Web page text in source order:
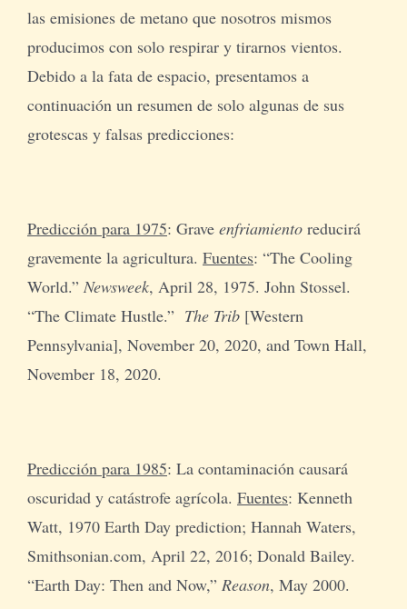
las emisiones de metano que nosotros mismos
producimos con solo respirar y tirarnos vientos.
Debido a la fata de espacio, presentamos a
continuación un resumen de solo algunas de sus
grotescas y falsas predicciones:
Predicción para 1975: Grave enfriamiento reducirá
gravemente la agricultura. Fuentes: “The Cooling
World.” Newsweek, April 28, 1975. John Stossel.
“The Climate Hustle.” The Trib[Western
Pennsylvania], November 20, 2020, and Town Hall,
November 18, 2020.
Predicción para 1985: La contaminación causará
oscuridad y catástrofe agrícola. Fuentes: Kenneth
Watt, 1970 Earth Day prediction; Hannah Waters,
Smithsonian.com, April 22, 2016; Donald Bailey.
“Earth Day: Then and Now,” Reason, May 2000.